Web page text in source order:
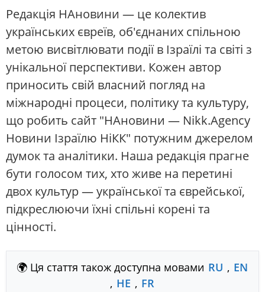
Редакція НАновини — це колектив
українських євреїв, об'єднаних спільною
метою висвітлювати події в Ізраїлі та світі з
унікальної перспективи. Кожен автор
приносить свій власний погляд на
міжнародні процеси, політику та культуру,
що робить сайт "НАновини — Nikk.Agency
Новини Ізраїлю НіКК" потужним джерелом
думок та аналітики. Наша редакція прагне
бути голосом тих, хто живе на перетині
двох культур — української та єврейської,
підкреслюючи їхні спільні корені та
цінності.
🌍 Ця стаття також доступна мовами RU , EN
, HE , FR